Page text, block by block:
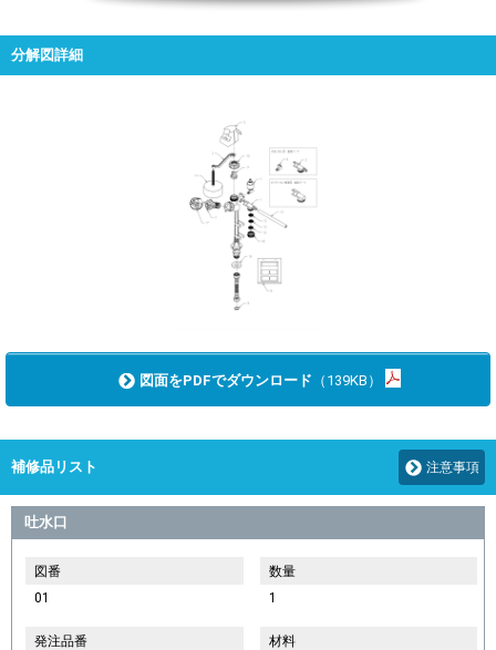
分解図詳細
図面をPDFでダウンロード （139KB）
補修品リスト 注意事項
吐水口
図番
01
数量
1
発注品番
材料